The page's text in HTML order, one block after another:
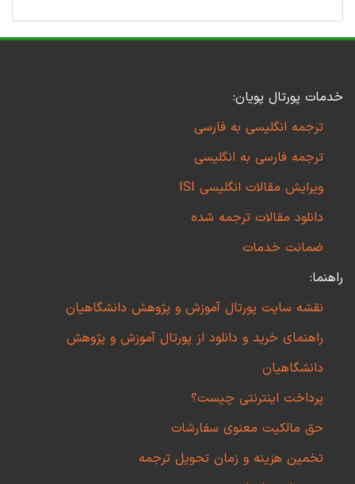
خدمات پورتال پویان:
ترجمه انگلیسی به فارسی
ترجمه فارسی به انگلیسی
ویرایش مقالات انگلیسی ISI
دانلود مقالات ترجمه شده
ضمانت خدمات
راهنما:
نقشه سایت پورتال آموزش و پژوهش دانشگاهیان
راهنمای خرید و دانلود از پورتال آموزش و پژوهش
دانشگاهیان
پرداخت اینترنتی چیست؟
حق مالکیت معنوی سفارشات
تخمین هزینه و زمان تحویل ترجمه